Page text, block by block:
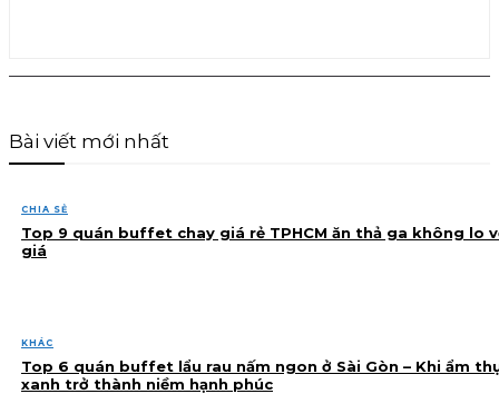
Bài viết mới nhất
CHIA SẺ
Top 9 quán buffet chay giá rẻ TPHCM ăn thả ga không lo
giá
KHÁC
Top 6 quán buffet lẩu rau nấm ngon ở Sài Gòn – Khi ẩm
xanh trở thành niềm hạnh phúc